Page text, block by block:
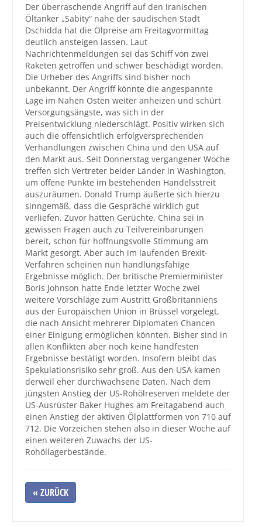
Hilfe und Kontakt
Shop
Der überraschende Angriff auf den iranischen
Öltanker „Sabity“ nahe der saudischen Stadt
Dschidda hat die Ölpreise am Freitagvormittag
deutlich ansteigen lassen. Laut
Nachrichtenmeldungen sei das Schiff von zwei
Raketen getroffen und schwer beschädigt worden.
Die Urheber des Angriffs sind bisher noch
unbekannt. Der Angriff könnte die angespannte
Lage im Nahen Osten weiter anheizen und schürt
Versorgungsängste, was sich in der
Preisentwicklung niederschlägt. Positiv wirken sich
auch die offensichtlich erfolgversprechenden
Verhandlungen zwischen China und den USA auf
den Markt aus. Seit Donnerstag vergangener Woche
treffen sich Vertreter beider Länder in Washington,
um offene Punkte im bestehenden Handelsstreit
auszuräumen. Donald Trump äußerte sich hierzu
sinngemäß, dass die Gespräche wirklich gut
verliefen. Zuvor hatten Gerüchte, China sei in
gewissen Fragen auch zu Teilvereinbarungen
bereit, schon für hoffnungsvolle Stimmung am
Markt gesorgt. Aber auch im laufenden Brexit-
Verfahren scheinen nun handlungsfähige
Ergebnisse möglich. Der britische Premierminister
Boris Johnson hatte Ende letzter Woche zwei
weitere Vorschläge zum Austritt Großbritanniens
aus der Europäischen Union in Brüssel vorgelegt,
die nach Ansicht mehrerer Diplomaten Chancen
einer Einigung ermöglichen könnten. Bisher sind in
allen Konflikten aber noch keine handfesten
Ergebnisse bestätigt worden. Insofern bleibt das
Spekulationsrisiko sehr groß. Aus den USA kamen
derweil eher durchwachsene Daten. Nach dem
jüngsten Anstieg der US-Rohölreserven meldete der
US-Ausrüster Baker Hughes am Freitagabend auch
einen Anstieg der aktiven Ölplattformen von 710 auf
712. Die Vorzeichen stehen also in dieser Woche auf
einen weiteren Zuwachs der US-
Rohöllagerbestände.
« ZURÜCK